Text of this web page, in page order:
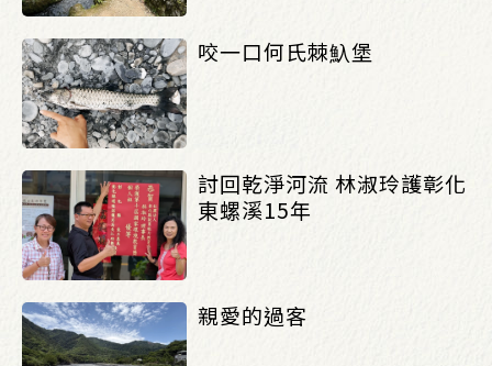
咬一口何氏棘魞堡
討回乾淨河流 林淑玲護彰化
東螺溪15年
親愛的過客